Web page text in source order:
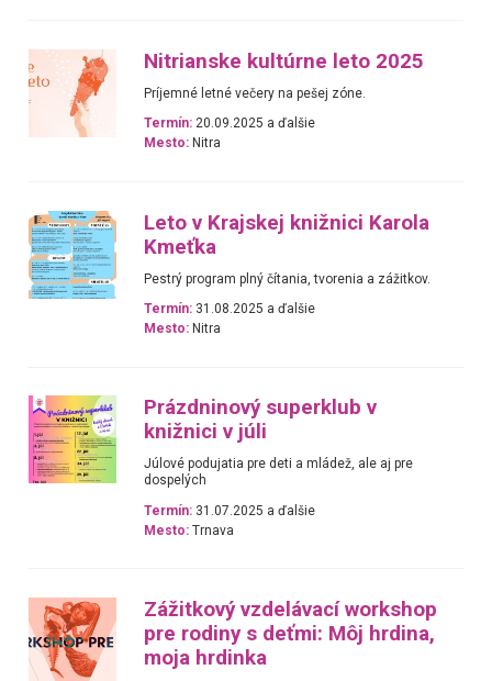
Nitrianske kultúrne leto 2025
Príjemné letné večery na pešej zóne.
Termín: 20.09.2025 a ďalšie
Mesto: Nitra
Leto v Krajskej knižnici Karola
Kmeťka
Pestrý program plný čítania, tvorenia a zážitkov.
Termín: 31.08.2025 a ďalšie
Mesto: Nitra
Prázdninový superklub v
knižnici v júli
Júlové podujatia pre deti a mládež, ale aj pre
dospelých
Termín: 31.07.2025 a ďalšie
Mesto: Trnava
Zážitkový vzdelávací workshop
pre rodiny s deťmi: Môj hrdina,
moja hrdinka